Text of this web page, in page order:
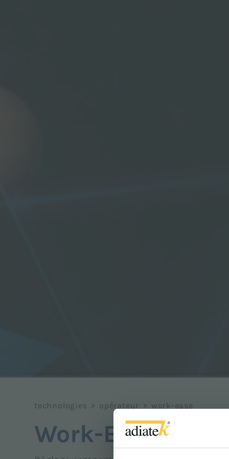
technologies > opérateur > work-ease
Work-Ease